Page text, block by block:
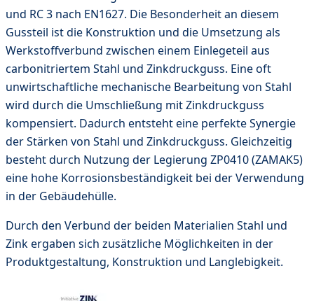
und RC 3 nach EN1627. Die Besonderheit an diesem
Gussteil ist die Konstruktion und die Umsetzung als
Werkstoffverbund zwischen einem Einlegeteil aus
carbonitriertem Stahl und Zinkdruckguss. Eine oft
unwirtschaftliche mechanische Bearbeitung von Stahl
wird durch die Umschließung mit Zinkdruckguss
kompensiert. Dadurch entsteht eine perfekte Synergie
der Stärken von Stahl und Zinkdruckguss. Gleichzeitig
besteht durch Nutzung der Legierung ZP0410 (ZAMAK5)
eine hohe Korrosionsbeständigkeit bei der Verwendung
in der Gebäudehülle.
Durch den Verbund der beiden Materialien Stahl und
Zink ergaben sich zusätzliche Möglichkeiten in der
Produktgestaltung, Konstruktion und Langlebigkeit.